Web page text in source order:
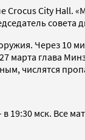
City Hall.
Через 10
марта глава
числятся
мск. Все